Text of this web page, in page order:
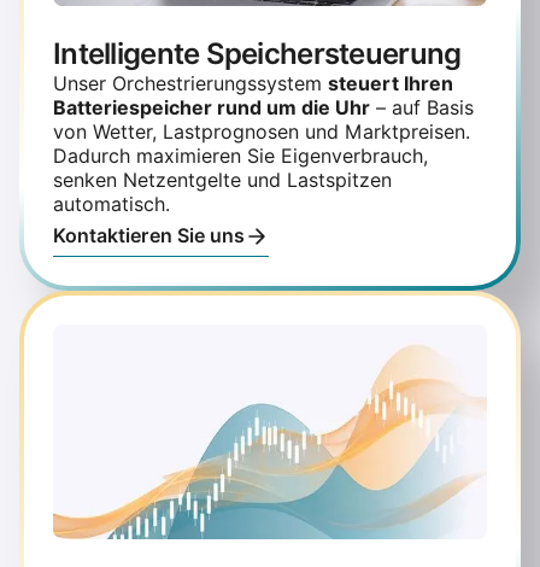
Intelligente Speichersteuerung
Unser Orchestrierungssystem steuert Ihren
Batteriespeicher rund um die Uhr – auf Basis
von Wetter, Lastprognosen und Marktpreisen.
Dadurch maximieren Sie Eigenverbrauch,
senken Netzentgelte und Lastspitzen
automatisch.
Kontaktieren Sie uns